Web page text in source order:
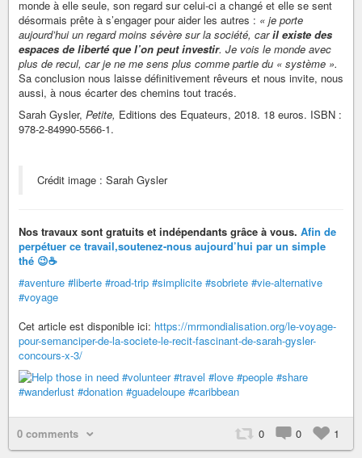
monde à elle seule, son regard sur celui-ci a changé et elle se sent
désormais prête à s’engager pour aider les autres : « je porte
aujourd’hui un regard moins sévère sur la société, caril existe des
espaces de liberté que l’on peut investir. Je vois le monde avec
plus de recul, car je ne me sens plus comme partie du « système ».
Sa conclusion nous laisse définitivement rêveurs et nous invite, nous
aussi, à nous écarter des chemins tout tracés.
Sarah Gysler, Petite, Editions des Equateurs, 2018. 18 euros. ISBN :
978-2-84990-5566-1.
Crédit image : Sarah Gysler
Nos travaux sont gratuits et indépendants grâce à vous. Afin de
perpétuer ce travail,soutenez-nous aujourd’hui par un simple
thé 😉☕
#aventure #liberte #road-trip #simplicite #sobriete #vie-alternative
#voyage
Cet article est disponible ici: https://mrmondialisation.org/le-voyage-
pour-semanciper-de-la-societe-le-recit-fascinant-de-sarah-gysler-
concours-x-3/
0 comments 0 0 1